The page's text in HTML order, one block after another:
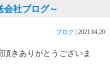
社ブログ～
ブログ 2021.04.20
きありがとうございま